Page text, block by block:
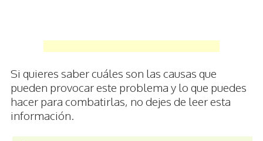
Si quieres saber cuáles son las causas que
pueden provocar este problema y lo que puedes
hacer para combatirlas, no dejes de leer esta
información.